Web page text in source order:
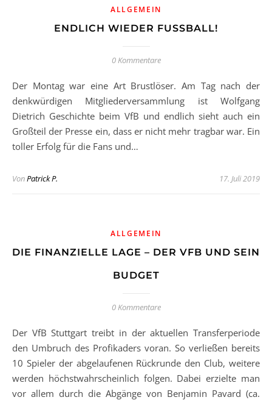
ALLGEMEIN
ENDLICH WIEDER FUSSBALL!
0 Kommentare
Der Montag war eine Art Brustlöser. Am Tag nach der
denkwürdigen Mitgliederversammlung ist Wolfgang
Dietrich Geschichte beim VfB und endlich sieht auch ein
Großteil der Presse ein, dass er nicht mehr tragbar war. Ein
toller Erfolg für die Fans und…
VonPatrick P. 17. Juli 2019
ALLGEMEIN
DIE FINANZIELLE LAGE – DER VFB UND SEIN
BUDGET
0 Kommentare
Der VfB Stuttgart treibt in der aktuellen Transferperiode
den Umbruch des Profikaders voran. So verließen bereits
10 Spieler der abgelaufenen Rückrunde den Club, weitere
werden höchstwahrscheinlich folgen. Dabei erzielte man
vor allem durch die Abgänge von Benjamin Pavard (ca.